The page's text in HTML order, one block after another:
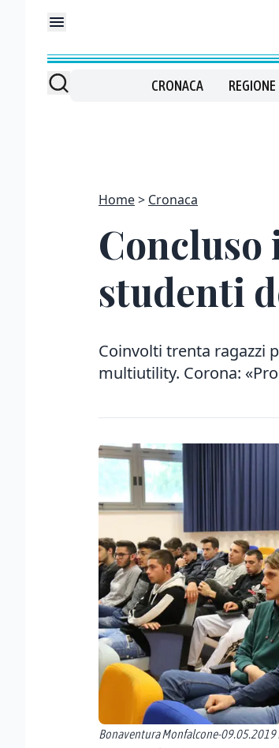
CRONACA REGIONE
Home Cronaca
studenti
Coinvolti trenta ragazzi
multiutility. Corona:
Bonaventura Monfalcone-